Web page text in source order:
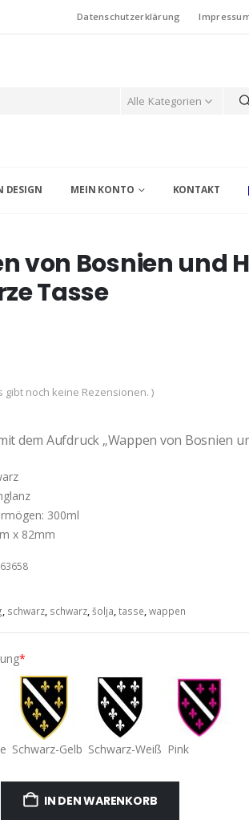
Datenschutzerklärung
Alle Kategorien
DESIGN MEIN KONTO KONTAKT
von Bosnien und
Tasse
gibt noch keine Rezensionen. )
dem Aufdruck „Wappen von Bosnien
300ml
x 82mm
, schwarz, schwarz,šolja,tasse,wappen
*
Schwarz-Gelb Schwarz-Weiß Pink
IN DEN WARENKORB